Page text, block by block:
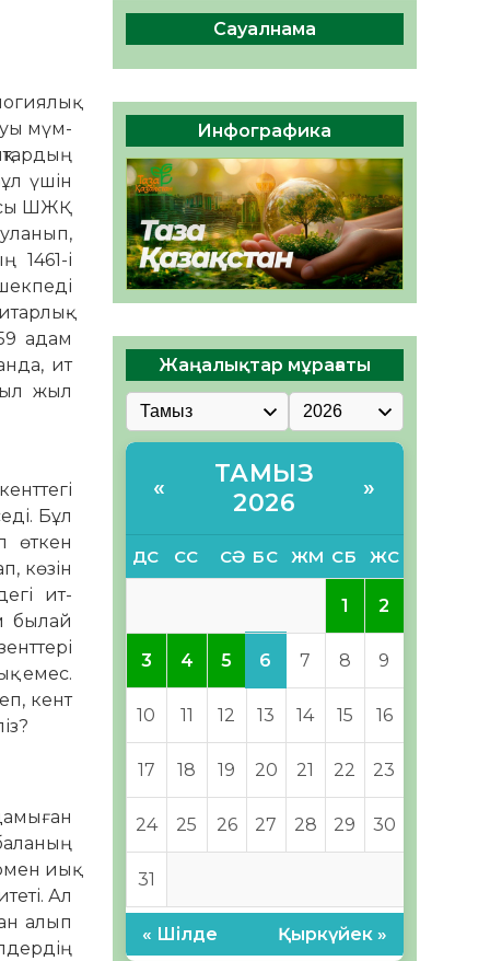
мүм­
үшін
ШЖҚ
1461-і
адам
ит
жыл
Бұл
өткен
көзін
ит-
былай
емес.
кент
иық
Ал
алып
ҚҰРЫЛТАЙ САЙЛАУЫ –
БІРЛІК ПЕН
ЖАУАПКЕРШІЛІККЕ
БАСТАЙТЫН ҚАДАМ
05.08.2026 31 0
Сауалнама
Инфографика
Жаңалықтар мұрағаты
«
ТАМЫЗ
2026
»
ДС СС СӘ БС ЖМ СБ ЖС
1 2
3 4 5 6 7 8 9
10 11 12 13 14 15 16
17 18 19 20 21 22 23
24 25 26 27 28 29 30
31
« Шілде Қыркүйек »